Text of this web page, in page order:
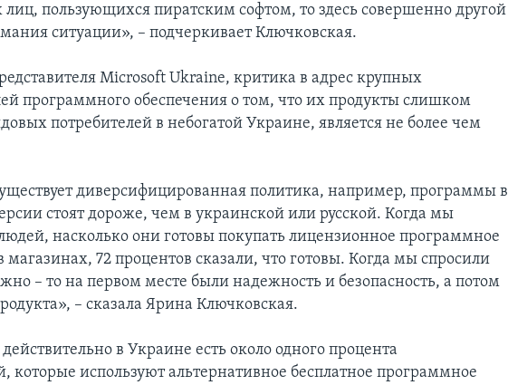
пользующихся пиратским софтом, то здесь совершенно другой
ситуации», – подчеркивает Ключковская.
Microsoft Ukraine, критика в адрес крупных
программного обеспечения о том, что их продукты слишком
потребителей в небогатой Украине, является не более чем
диверсифицированная политика, например, программы в
стоят дороже, чем в украинской или русской. Когда мы
насколько они готовы покупать лицензионное программное
магазинах, 72 процентов сказали, что готовы. Когда мы спросили
– то на первом месте были надежность и безопасность, а потом
– сказала Ярина Ключковская.
в Украине есть около одного процента
которые используют альтернативное бесплатное программное